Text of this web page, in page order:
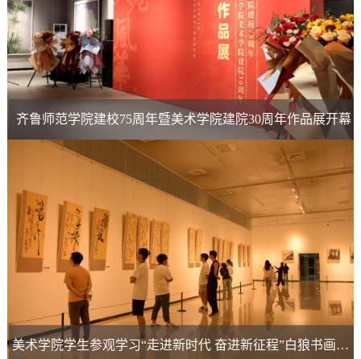
齐鲁师范学院建校75周年暨美术学院建院30周年作品展开幕
美术学院学生参观学习“走进新时代 奋进新征程”白狼书画艺术展